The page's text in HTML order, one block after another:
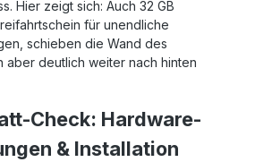
Hier zeigt sich: Auch 32 GB
für unendliche
schieben die Wand des
aber deutlich weiter nach hinten
Check: Hardware-
& Installation